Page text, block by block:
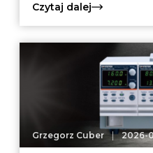
Czytaj dalej
Grzegorz Cuber | 2026-